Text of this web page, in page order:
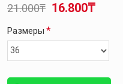
16.800₸
21.000₸
Размеры